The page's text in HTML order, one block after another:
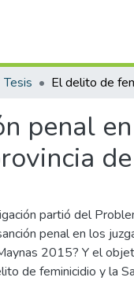
Tesis
penal
partió del
penal en los
2015? Y el
de feminicidio y la